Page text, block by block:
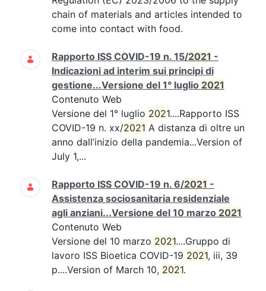
chain of materials and articles intended to
come into contact with food.
Rapporto ISS COVID-19 n. 15/2021 -
Indicazioni ad interim sui principi di
gestione...Versione del 1° luglio 2021
Contenuto Web
Versione del 1° luglio 2021....Rapporto ISS
COVID-19 n. xx/2021 A distanza di oltre un
anno dall’inizio della pandemia...Version of
July 1,...
Rapporto ISS COVID-19 n. 6/2021 -
Assistenza sociosanitaria residenziale
agli anziani...Versione del 10 marzo 2021
Contenuto Web
Versione del 10 marzo 2021....Gruppo di
lavoro ISS Bioetica COVID-19 2021, iii, 39
p....Version of March 10, 2021.